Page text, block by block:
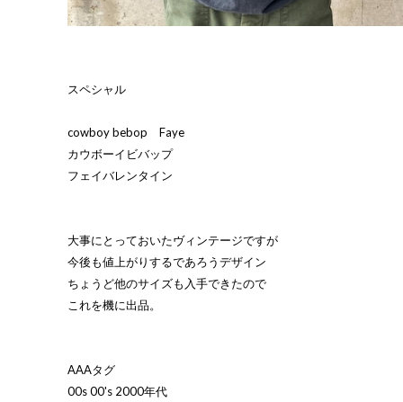
スペシャル
cowboy bebop Faye
カウボーイビバップ
フェイバレンタイン
大事にとっておいたヴィンテージですが
今後も値上がりするであろうデザイン
ちょうど他のサイズも入手できたので
これを機に出品。
AAAタグ
00s 00's 2000年代